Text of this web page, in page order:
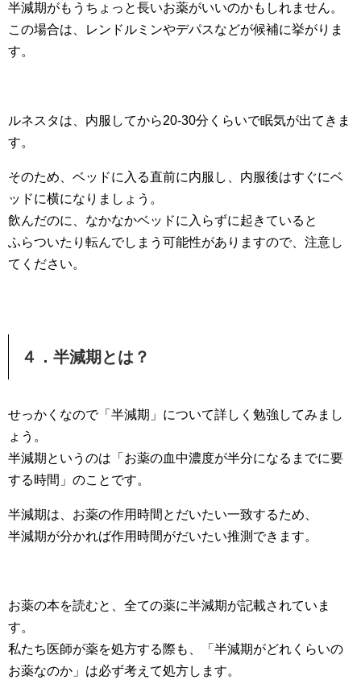
半減期がもうちょっと長いお薬がいいのかもしれません。
この場合は、レンドルミンやデパスなどが候補に挙がりま
す。
ルネスタは、内服してから20-30分くらいで眠気が出てきま
す。
そのため、ベッドに入る直前に内服し、内服後はすぐにベ
ッドに横になりましょう。
飲んだのに、なかなかベッドに入らずに起きていると
ふらついたり転んでしまう可能性がありますので、注意し
てください。
４．半減期とは？
せっかくなので「半減期」について詳しく勉強してみまし
ょう。
半減期というのは「お薬の血中濃度が半分になるまでに要
する時間」のことです。
半減期は、お薬の作用時間とだいたい一致するため、
半減期が分かれば作用時間がだいたい推測できます。
お薬の本を読むと、全ての薬に半減期が記載されていま
す。
私たち医師が薬を処方する際も、「半減期がどれくらいの
お薬なのか」は必ず考えて処方します。